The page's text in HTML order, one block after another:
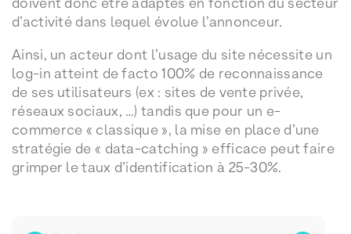
d’activité dans lequel évolue l’annonceur.
Ainsi, un acteur dont l’usage du site nécessite un
log-in atteint de facto 100% de reconnaissance
de ses utilisateurs (ex : sites de vente privée,
réseaux sociaux, …) tandis que pour un e-
commerce « classique », la mise en place d’une
stratégie de « data-catching » efficace peut faire
grimper le taux d’identification à 25-30%.